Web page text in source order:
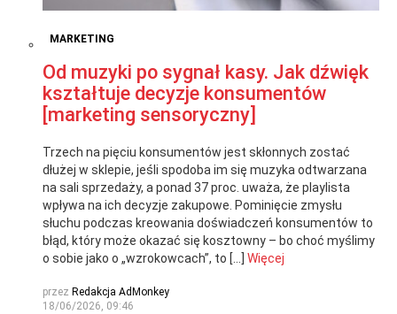
MARKETING
Od muzyki po sygnał kasy. Jak dźwięk
kształtuje decyzje konsumentów
[marketing sensoryczny]
Trzech na pięciu konsumentów jest skłonnych zostać
dłużej w sklepie, jeśli spodoba im się muzyka odtwarzana
na sali sprzedaży, a ponad 37 proc. uważa, że playlista
wpływa na ich decyzje zakupowe. Pominięcie zmysłu
słuchu podczas kreowania doświadczeń konsumentów to
błąd, który może okazać się kosztowny – bo choć myślimy
o sobie jako o „wzrokowcach”, to […] Więcej
przez Redakcja AdMonkey
18/06/2026, 09:46